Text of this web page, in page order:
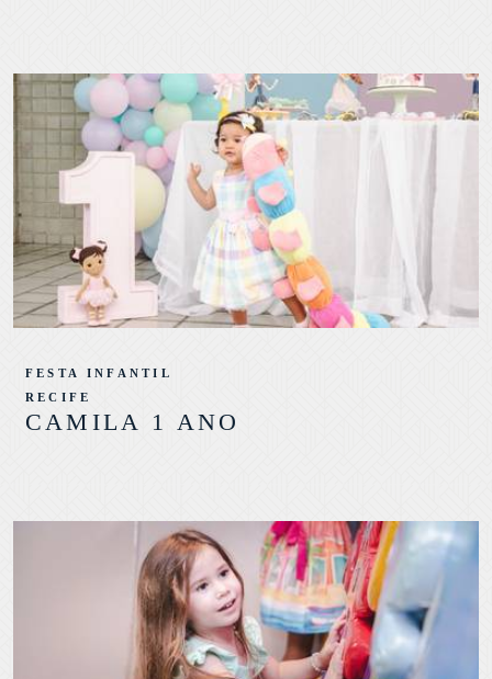
CAMILA 1 ANO
FESTA INFANTIL
RECIFE